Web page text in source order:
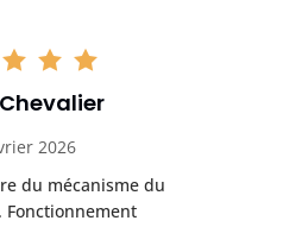
2026
du mécanisme du